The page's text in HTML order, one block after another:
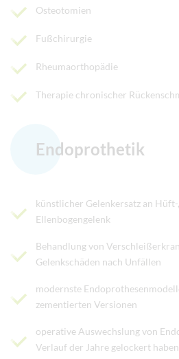
Osteotomien
Fußchirurgie
Rheumaorthopädie
Therapie chronischer
Endoprothetik
künstlicher Gelenkersatz an
Ellenbogengelenk
Behandlung von
Gelenkschäden nach Unfällen
modernste
zementierten Versionen
operative Auswechslung von
Verlauf der Jahre gelockert haben